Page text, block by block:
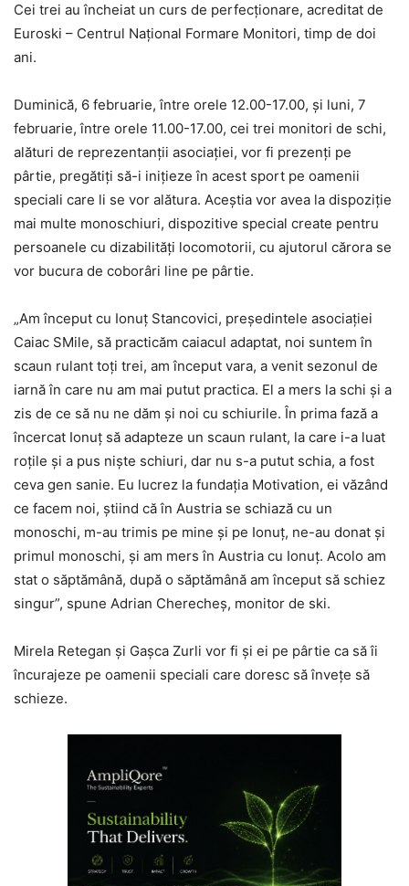
Cei trei au încheiat un curs de perfecționare, acreditat de
Euroski – Centrul Național Formare Monitori, timp de doi
ani.
Duminică, 6 februarie, între orele 12.00-17.00, și luni, 7
februarie, între orele 11.00-17.00, cei trei monitori de schi,
alături de reprezentanții asociației, vor fi prezenți pe
pârtie, pregătiți să-i inițieze în acest sport pe oamenii
speciali care li se vor alătura. Aceștia vor avea la dispoziție
mai multe monoschiuri, dispozitive special create pentru
persoanele cu dizabilități locomotorii, cu ajutorul cărora se
vor bucura de coborâri line pe pârtie.
„Am început cu Ionuț Stancovici, președintele asociației
Caiac SMile, să practicăm caiacul adaptat, noi suntem în
scaun rulant toți trei, am început vara, a venit sezonul de
iarnă în care nu am mai putut practica. El a mers la schi și a
zis de ce să nu ne dăm și noi cu schiurile. În prima fază a
încercat Ionuț să adapteze un scaun rulant, la care i-a luat
roțile și a pus niște schiuri, dar nu s-a putut schia, a fost
ceva gen sanie. Eu lucrez la fundația Motivation, ei văzând
ce facem noi, știind că în Austria se schiază cu un
monoschi, m-au trimis pe mine și pe Ionuț, ne-au donat și
primul monoschi, și am mers în Austria cu Ionuț. Acolo am
stat o săptămână, după o săptămână am început să schiez
singur”, spune Adrian Cherecheș, monitor de ski.
Mirela Retegan și Gașca Zurli vor fi și ei pe pârtie ca să îi
încurajeze pe oamenii speciali care doresc să învețe să
schieze.